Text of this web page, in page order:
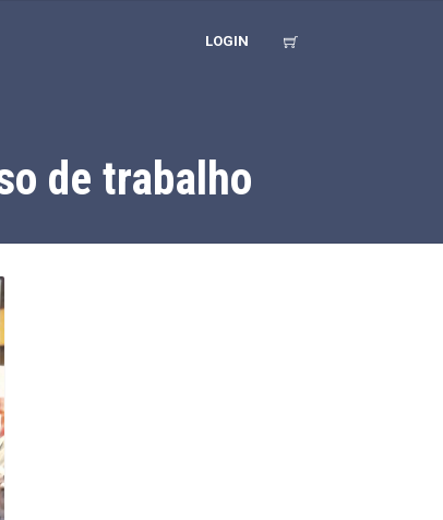
LOGIN
de trabalho